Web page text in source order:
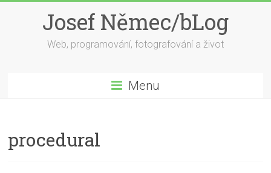
Josef Němec/bLog
Web, programování, fotografování a život
Menu
procedural